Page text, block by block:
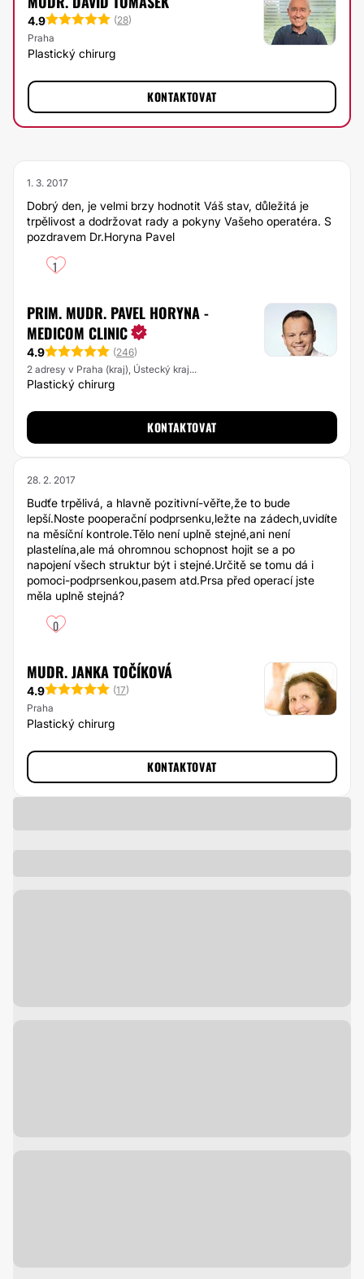
4.9 (28)
Praha
Plastický chirurg
KONTAKTOVAT
1. 3. 2017
Dobrý den, je velmi brzy hodnotit Váš stav, důležitá je
trpělivost a dodržovat rady a pokyny Vašeho operatéra. S
pozdravem Dr.Horyna Pavel
1
PRIM. MUDR. PAVEL HORYNA -
MEDICOM CLINIC
4.9 (246)
2 adresy v Praha (kraj), Ústecký kraj...
Plastický chirurg
KONTAKTOVAT
28. 2. 2017
Budťe trpělivá, a hlavně pozitivní-věřte,že to bude
lepší.Noste pooperační podprsenku,ležte na zádech,uvidíte
na měsíční kontrole.Tělo není uplně stejné,ani není
plastelína,ale má ohromnou schopnost hojit se a po
napojení všech struktur být i stejné.Určitě se tomu dá i
pomoci-podprsenkou,pasem atd.Prsa před operací jste
měla uplně stejná?
0
MUDR. JANKA TOČÍKOVÁ
4.9 (17)
Praha
Plastický chirurg
KONTAKTOVAT